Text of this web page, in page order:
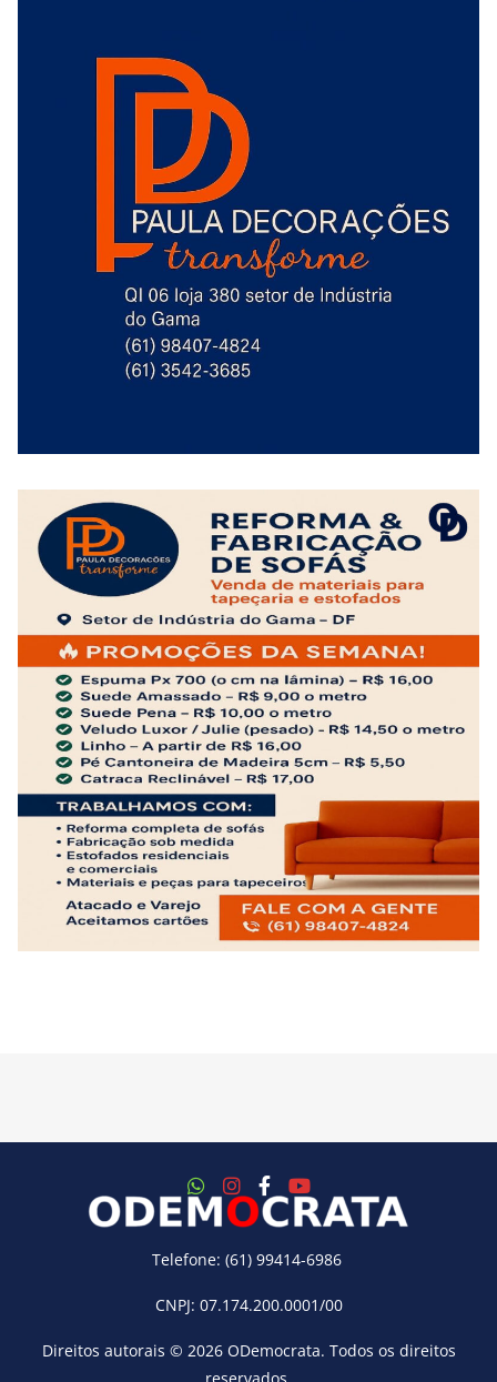
Telefone: (61) 99414-6986
CNPJ: 07.174.200.0001/00
Direitos autorais © 2026 ODemocrata. Todos os direitos